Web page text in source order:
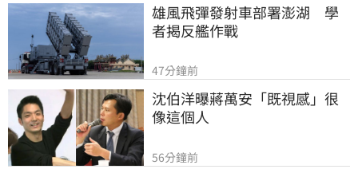
雄風飛彈發射車部署澎湖　學
者揭反艦作戰
47分鐘前
沈伯洋曝蔣萬安「既視感」很
像這個人
56分鐘前